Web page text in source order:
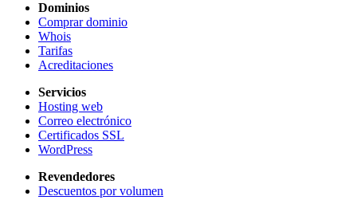
Dominios
Comprar dominio
Whois
Tarifas
Acreditaciones
Servicios
Hosting web
Correo electrónico
Certificados SSL
WordPress
Revendedores
Descuentos por volumen